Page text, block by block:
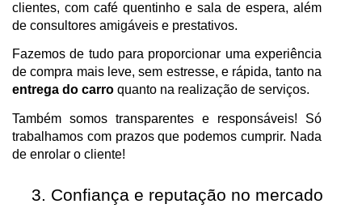
clientes, com café quentinho e sala de espera, além
de consultores amigáveis e prestativos.
Fazemos de tudo para proporcionar uma experiência
de compra mais leve, sem estresse, e rápida, tanto na
entrega do carro quanto na realização de serviços.
Também somos transparentes e responsáveis! Só
trabalhamos com prazos que podemos cumprir. Nada
de enrolar o cliente!
Confiança e reputação no mercado